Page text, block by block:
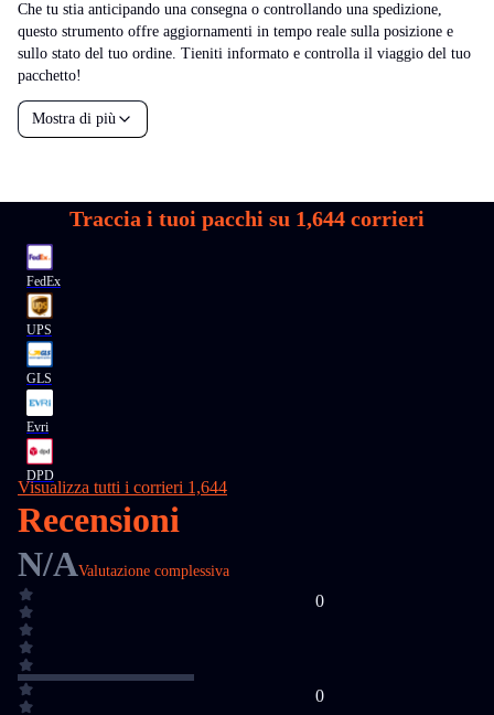
Che tu stia anticipando una consegna o controllando una spedizione,
questo strumento offre aggiornamenti in tempo reale sulla posizione e
sullo stato del tuo ordine. Tieniti informato e controlla il viaggio del tuo
pacchetto!
Mostra di più
Traccia i tuoi pacchi su 1,644 corrieri
FedEx
UPS
GLS
Evri
DPD
Visualizza tutti i corrieri 1,644
Recensioni
N/AValutazione complessiva
0
0